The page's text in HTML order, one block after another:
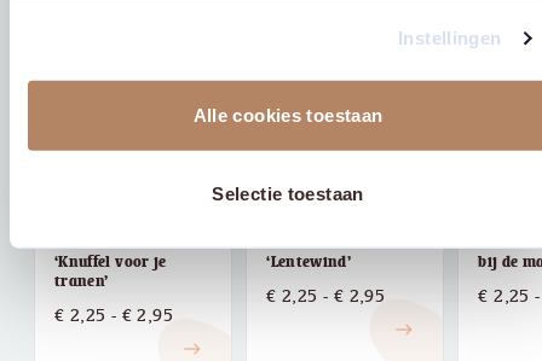
Instellingen
Alle cookies toestaan
Selectie toestaan
‘Knuffel voor je
tranen’
€ 2,25 - € 2,95
€ 2,25
east
‘Lentewind’
€ 2,25 - € 2,95
€ 2,25
east
bij de
€ 2,25 -